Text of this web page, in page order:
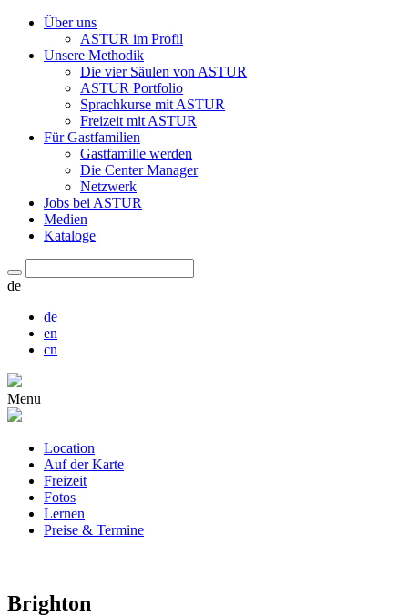
Über uns
ASTUR im Profil
Unsere Methodik
Die vier Säulen von ASTUR
ASTUR Portfolio
Sprachkurse mit ASTUR
Freizeit mit ASTUR
Für Gastfamilien
Gastfamilie werden
Die Center Manager
Netzwerk
Jobs bei ASTUR
Medien
Kataloge
de
de
en
cn
Menu
Location
Auf der Karte
Freizeit
Fotos
Lernen
Preise & Termine
Brighton